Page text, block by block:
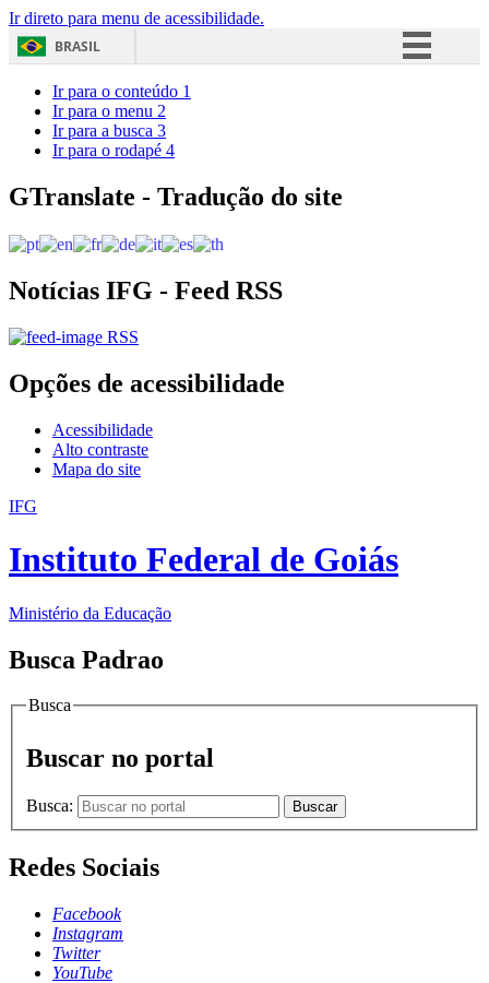
Ir direto para menu de acessibilidade.
BRASIL
Acesso à informação
Ir para o conteúdo 1
Ir para o menu 2
Ir para a busca 3
Ir para o rodapé 4
GTranslate - Tradução do site
Notícias IFG - Feed RSS
RSS
Opções de acessibilidade
Acessibilidade
Alto contraste
Mapa do site
IFG
Instituto Federal de Goiás
Ministério da Educação
Busca Padrao
Busca
Buscar no portal
Busca: Buscar
Redes Sociais
Facebook
Instagram
Twitter
YouTube